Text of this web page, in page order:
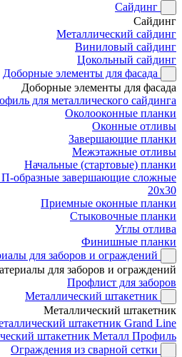
Сайдинг
Сайдинг
Металлический сайдинг
Виниловый сайдинг
Цокольный сайдинг
Доборные элементы для фасада
Доборные элементы для фасада
для металлического сайдинга
Околооконные планки
Оконные отливы
Завершающие планки
Межэтажные отливы
Начальные (стартовые) планки
образные завершающие сложные
20x30
Приемные оконные планки
Стыковочные планки
Углы отлива
Финишные планки
для заборов и ограждений
для заборов и ограждений
Профлист для заборов
Металлический штакетник
Металлический штакетник
штакетник Grand Line
штакетник Металл Профиль
Ограждения из сварной сетки